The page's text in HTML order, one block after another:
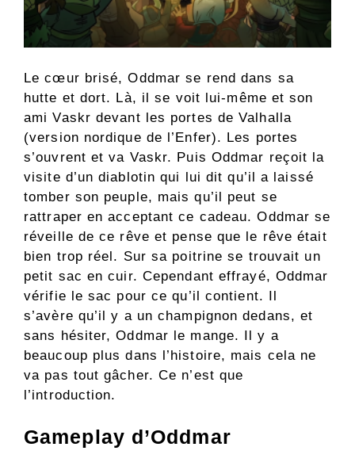
Le cœur brisé, Oddmar se rend dans sa
hutte et dort. Là, il se voit lui-même et son
ami Vaskr devant les portes de Valhalla
(version nordique de l’Enfer). Les portes
s’ouvrent et va Vaskr. Puis Oddmar reçoit la
visite d’un diablotin qui lui dit qu’il a laissé
tomber son peuple, mais qu’il peut se
rattraper en acceptant ce cadeau. Oddmar se
réveille de ce rêve et pense que le rêve était
bien trop réel. Sur sa poitrine se trouvait un
petit sac en cuir. Cependant effrayé, Oddmar
vérifie le sac pour ce qu’il contient. Il
s’avère qu’il y a un champignon dedans, et
sans hésiter, Oddmar le mange. Il y a
beaucoup plus dans l’histoire, mais cela ne
va pas tout gâcher. Ce n’est que
l’introduction.
Gameplay d’Oddmar